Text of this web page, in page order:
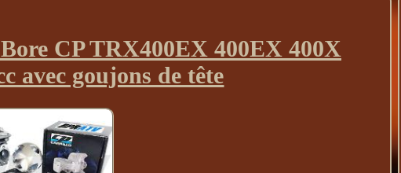
CP TRX400EX 400EX 400X
avec goujons de tête